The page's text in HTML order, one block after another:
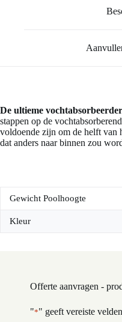
De ultieme
stappen op de
voldoende zijn om de helft van
dat anders naar binnen zou
Gewicht Poolhoogte
Kleur
Offerte aanvragen -
"*" geeft vereiste